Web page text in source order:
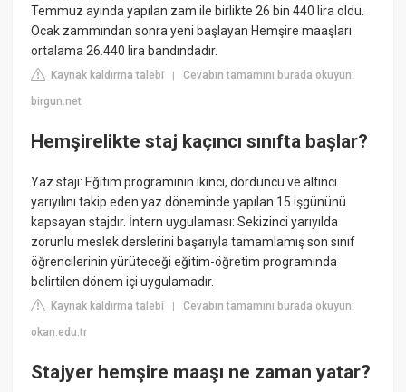
Temmuz ayında yapılan zam ile birlikte 26 bin 440 lira oldu.
Ocak zammından sonra yeni başlayan Hemşire maaşları
ortalama 26.440 lira bandındadır.
Kaynak kaldırma talebi |Cevabın tamamını burada okuyun:
birgun.net
Hemşirelikte staj kaçıncı sınıfta başlar?
Yaz stajı: Eğitim programının ikinci, dördüncü ve altıncı
yarıyılını takip eden yaz döneminde yapılan 15 işgününü
kapsayan stajdır. İntern uygulaması: Sekizinci yarıyılda
zorunlu meslek derslerini başarıyla tamamlamış son sınıf
öğrencilerinin yürüteceği eğitim-öğretim programında
belirtilen dönem içi uygulamadır.
Kaynak kaldırma talebi |Cevabın tamamını burada okuyun:
okan.edu.tr
Stajyer hemşire maaşı ne zaman yatar?